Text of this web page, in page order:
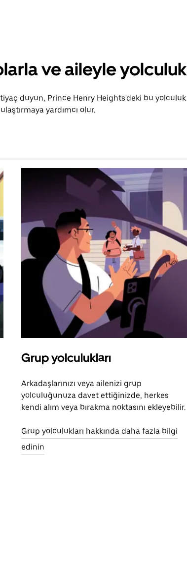
ve aileyle yolculuk
duyun, Prince Henry Heights'deki bu yolculuk
yardımcı olur.
Grup yolculukları
Arkadaşlarınızı veya ailenizi grup
yolculuğunuza davet ettiğinizde, herkes
kendi alım veya bırakma noktasını ekleyebilir.
Grup yolculukları hakkında daha fazla bilgi
edinin